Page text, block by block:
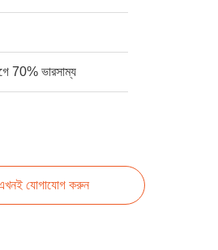
70% ভারসাম্য
যোগাযোগ করুন